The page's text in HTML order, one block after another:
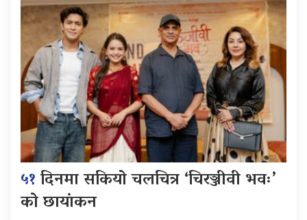
५१दिनमा सकियो चलचित्र ‘चिरञ्जीवी भवः’
को छायांकन